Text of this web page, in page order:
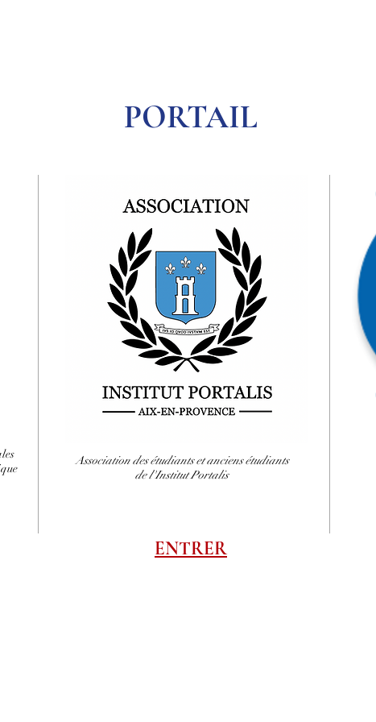
PORTAIL
Association des étudiants et anciens étudiants
de l'Institut Portalis
ENTRER